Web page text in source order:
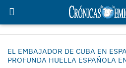
EL EMBAJADOR DE CUBA EN
PROFUNDA HUELLA ESPAÑOLA